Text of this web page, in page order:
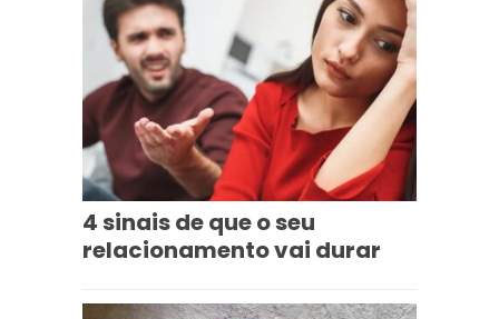
4 sinais de que o seu
relacionamento vai durar